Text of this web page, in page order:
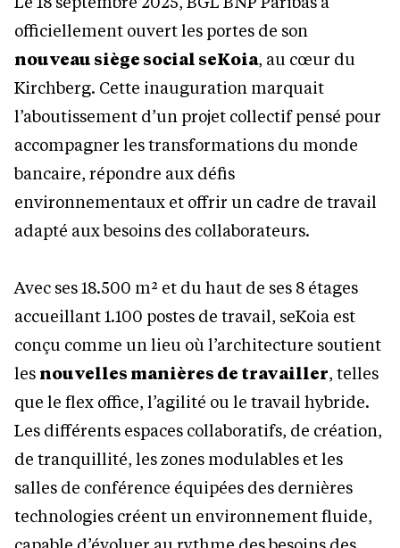
officiellement ouvert les portes de son
nouveau siège social seKoia, au cœur du
Kirchberg. Cette inauguration marquait
l’aboutissement d’un projet collectif pensé pour
accompagner les transformations du monde
bancaire, répondre aux défis
environnementaux et offrir un cadre de travail
adapté aux besoins des collaborateurs.
Avec ses 18.500 m² et du haut de ses 8 étages
accueillant 1.100 postes de travail, seKoia est
conçu comme un lieu où l’architecture soutient
les nouvelles manières de travailler, telles
que le flex office, l’agilité ou le travail hybride.
Les différents espaces collaboratifs, de création,
de tranquillité, les zones modulables et les
salles de conférence équipées des dernières
technologies créent un environnement fluide,